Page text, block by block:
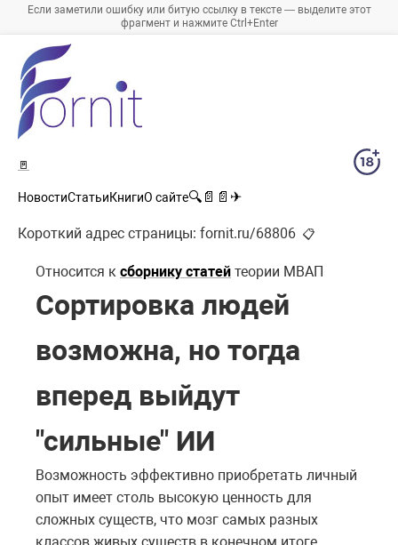
Если заметили ошибку или битую ссылку в тексте — выделите этот
фрагмент и нажмите Ctrl+Enter
🚪
НовостиСтатьиКнигиО сайте🔍 📄 📄 ✈
Короткий адрес страницы: fornit.ru/68806 📋
Относится к сборнику статей теории МВАП
Сортировка людей
возможна, но тогда
вперед выйдут
"сильные" ИИ
Возможность эффективно приобретать личный
опыт имеет столь высокую ценность для
сложных существ, что мозг самых разных